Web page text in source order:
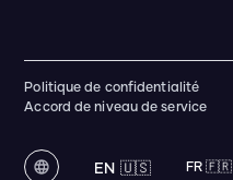
Politique de confidentialité
Accord de niveau de service
EN 🇺🇸 FR 🇫🇷